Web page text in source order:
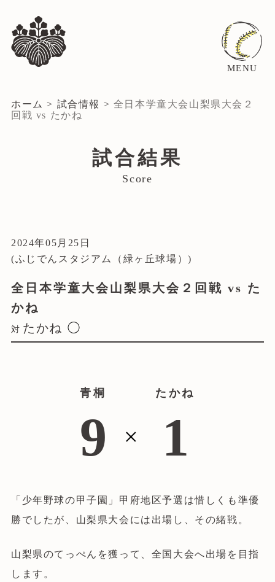
MENU
青桐野球部について
ATCについて
ホーム > 試合情報 > 全日本学童大会山梨県大会２
回戦 vs たかね
試合結果
Score
2024年05月25日
(ふじでんスタジアム（緑ヶ丘球場）)
全日本学童大会山梨県大会２回戦 vs た
かね
対 たかね ◯
青桐
9 ×
たかね
1
「少年野球の甲子園」甲府地区予選は惜しくも準優
勝でしたが、山梨県大会には出場し、その緒戦。
山梨県のてっぺんを獲って、全国大会へ出場を目指
します。